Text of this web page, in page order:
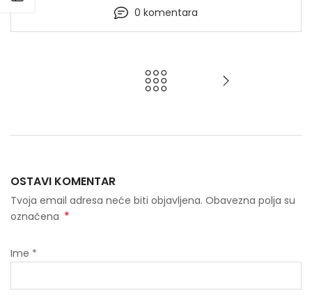
0 komentara
OSTAVI KOMENTAR
Tvoja email adresa neće biti objavljena. Obavezna polja su
označena *
Ime *